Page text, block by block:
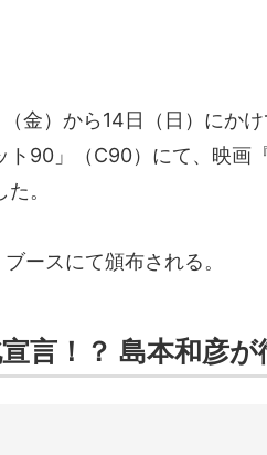
金）から14日（日）にか
ト90」（C90）にて、映画
。
ースにて頒布される。
言！？ 島本和彦が